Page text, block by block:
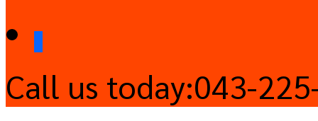
Call us today:043-